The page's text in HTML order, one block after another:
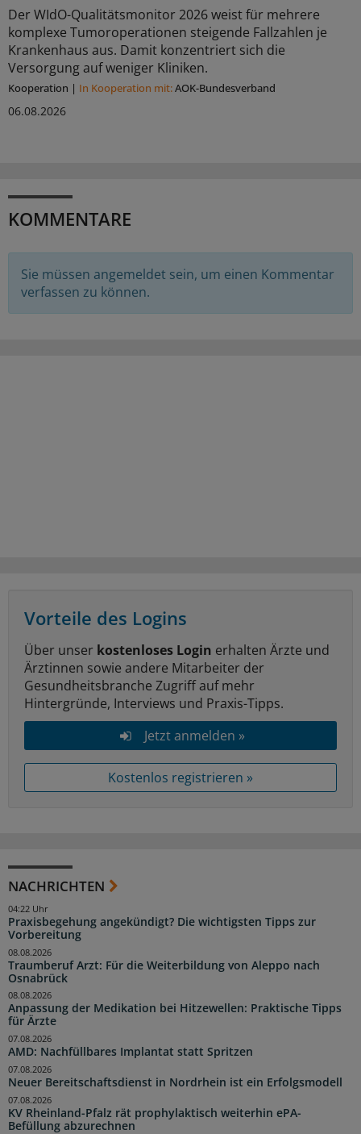
Der WIdO-Qualitätsmonitor 2026 weist für mehrere
komplexe Tumoroperationen steigende Fallzahlen je
Krankenhaus aus. Damit konzentriert sich die
Versorgung auf weniger Kliniken.
Kooperation | In Kooperation mit:AOK-Bundesverband
06.08.2026
KOMMENTARE
Sie müssen angemeldet sein, um einen Kommentar
verfassen zu können.
Vorteile des Logins
Über unser kostenloses Login erhalten Ärzte und
Ärztinnen sowie andere Mitarbeiter der
Gesundheitsbranche Zugriff auf mehr
Hintergründe, Interviews und Praxis-Tipps.
Jetzt anmelden »
Kostenlos registrieren »
NACHRICHTEN
Praxisbegehung angekündigt? Die wichtigsten Tipps zur
Vorbereitung
04:22 Uhr
Traumberuf Arzt: Für die Weiterbildung von Aleppo nach
Osnabrück
08.08.2026
Anpassung der Medikation bei Hitzewellen: Praktische Tipps
für Ärzte
08.08.2026
AMD: Nachfüllbares Implantat statt Spritzen
07.08.2026
Neuer Bereitschaftsdienst in Nordrhein ist ein Erfolgsmodell
07.08.2026
KV Rheinland-Pfalz rät prophylaktisch weiterhin ePA-
Befüllung abzurechnen
07.08.2026